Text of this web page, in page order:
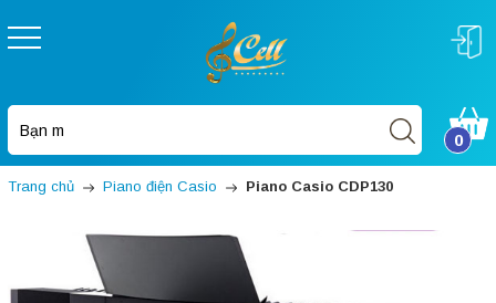
0
Trang chủ Piano điện Casio Piano Casio CDP130